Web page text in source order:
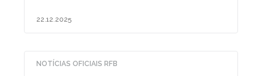
22.12.2025
NOTÍCIAS OFICIAIS RFB